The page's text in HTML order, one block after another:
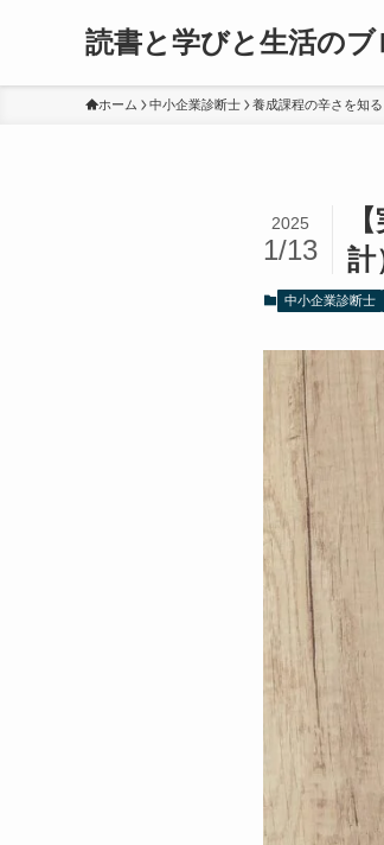
読書と学びと生活のブ
ホーム 中小企業診断士 養成課程の辛さを知る
計
2025
1/13
中小企業診断士